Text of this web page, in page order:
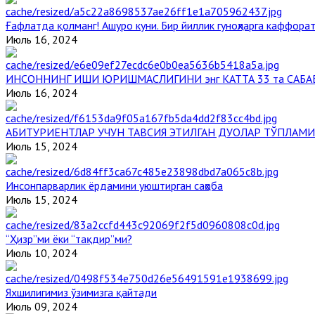
Ғафлатда қолманг! Ашуро куни. Бир йиллик гуноҳларга
Июль 16, 2024
ИНСОННИНГ ИШИ ЮРИШМАСЛИГИНИ энг КАТТА 33 та
Июль 16, 2024
АБИТУРИЕНТЛАР УЧУН ТАВСИЯ ЭТИЛГАН ДУОЛАР ТЎПЛАМИ
Июль 15, 2024
Инсонпарварлик ёрдамини уюштирган саҳоба
Июль 15, 2024
“Ҳизр”ми ёки “тақдир”ми?
Июль 10, 2024
Яхшилигимиз ўзимизга қайтади
Июль 09, 2024